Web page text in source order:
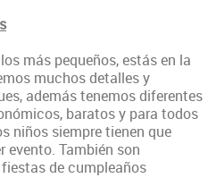
más pequeños, estás en la
muchos detalles y
además tenemos diferentes
baratos y para todos
niños siempre tienen que
evento. También son
de cumpleaños